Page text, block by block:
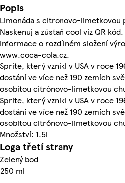
Popis
Limonáda s citronovo-limetkovou
Naskenuj a zůstaň cool viz QR kód.
Informace o rozdílném složení
www.coca-cola.cz.
Sprite, který vznikl v USA v roce
dostání ve více než 190 zemích
osobitou citrónovo-limetkovou
Sprite, který vznikl v USA v roce
dostání ve více než 190 zemích
osobitou citrónovo-limetkovou
Množství: 1.5l
Loga třetí strany
Zelený bod
250 ml